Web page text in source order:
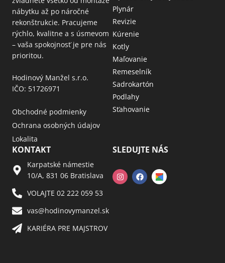
nábytku až po náročné
rekonštrukcie. Pracujeme
rýchlo, kvalitne a s úsmevom
– vaša spokojnosť je pre nás
prioritou.
Hodinový Manžel s.r.o.
IČO: 51726971
Obchodné podmienky
Ochrana osobných údajov
Lokalita
Plynár
Revizie
Kúrenie
Kotly
Maľovanie
Remeselník
Sadrokartón
Podlahy
Sťahovanie
KONTAKT
Karpatské námestie
10/A, 831 06 Bratislava
VOLAJTE 02 222 059 53​
vas@hodinovymanzel.sk​
KARIÉRA PRE MAJSTROV​
SLEDUJTE NÁS